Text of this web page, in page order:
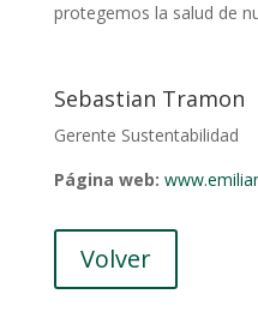
protegemos la salud de
Sebastian Tramon
Gerente Sustentabilidad
Página web:
Volver